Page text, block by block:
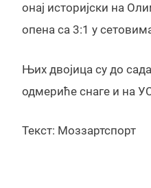
онај историјски на
опена са 3:1 у
Њих двојица су до
одмериће снаге и на
Текст: Моззартспорт